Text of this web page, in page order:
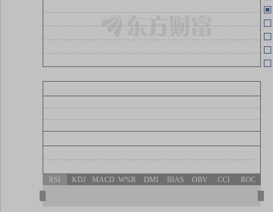
RSI KDJ MACD W%R DMI BIAS OBV CCI ROC